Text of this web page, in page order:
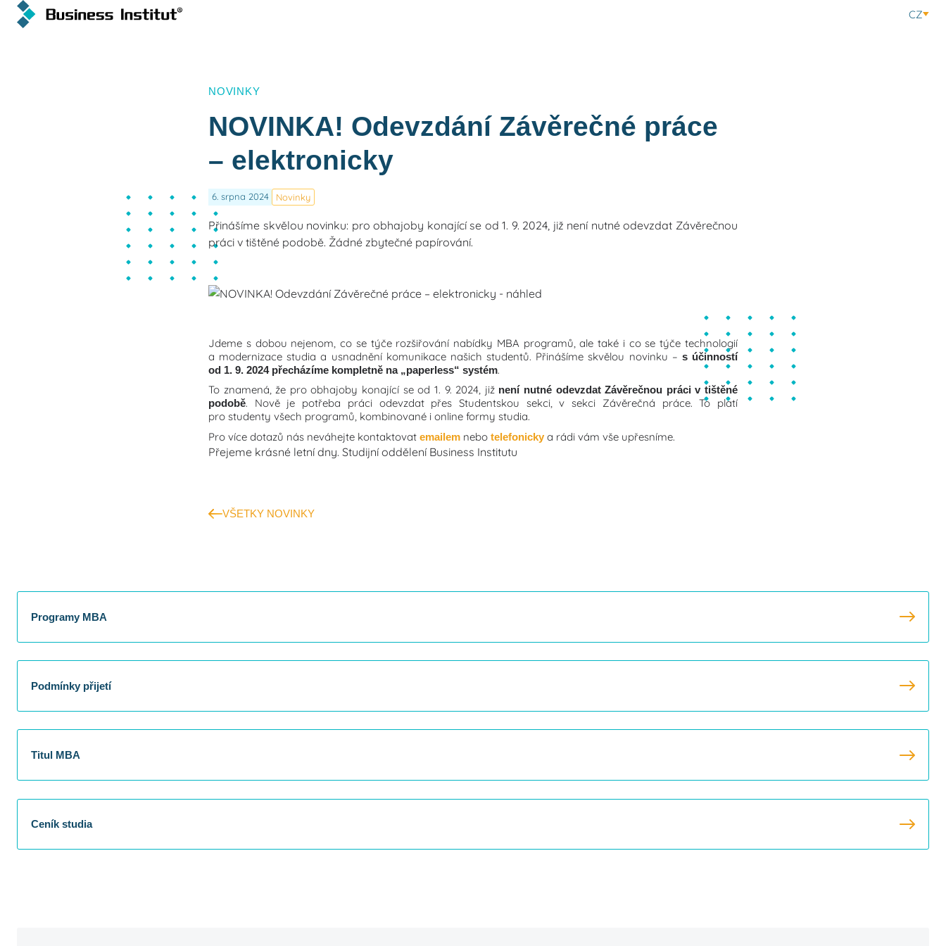
CZ
NOVINKY
NOVINKA! Odevzdání Závěrečné práce
– elektronicky
6. srpna 2024 Novinky
Přinášíme skvělou novinku: pro obhajoby konající se od 1. 9. 2024, již není nutné odevzdat Závěrečnou
práci v tištěné podobě. Žádné zbytečné papírování.
Jdeme s dobou nejenom, co se týče rozšiřování nabídky MBA programů, ale také i co se týče technologií
a modernizace studia a usnadnění komunikace našich studentů. Přinášíme skvělou novinku – s účinností
od 1. 9. 2024 přecházíme kompletně na „paperless“ systém.
To znamená, že pro obhajoby konající se od 1. 9. 2024, již není nutné odevzdat Závěrečnou práci v tištěné
podobě. Nově je potřeba práci odevzdat přes Studentskou sekci, v sekci Závěrečná práce. To platí
pro studenty všech programů, kombinované i online formy studia.
Pro více dotazů nás neváhejte kontaktovat emailem nebo telefonicky a rádi vám vše upřesníme.
Přejeme krásné letní dny. Studijní oddělení Business Institutu
VŠETKY NOVINKY
Programy MBA
Podmínky přijetí
Titul MBA
Ceník studia